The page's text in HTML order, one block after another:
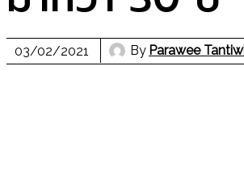
03/02/2021 By Parawee